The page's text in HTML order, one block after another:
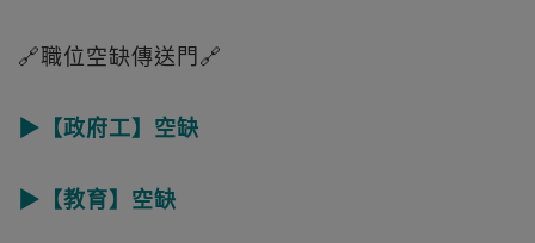
🔗職位空缺傳送門🔗
▶【政府工】空缺
▶【教育】空缺